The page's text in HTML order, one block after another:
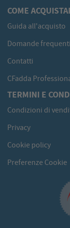
COME
Guida all'acquisto
Domande frequenti
Contatti
CFadda
TERMINI E
Condizioni di
Privacy
Cookie policy
Preferenze Cookie